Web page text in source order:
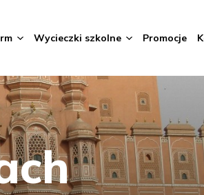
Wycieczki szkolne Promocje